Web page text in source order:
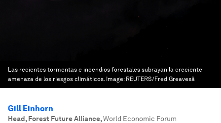
Las recientes tormentas e incendios forestales subrayan la creciente
amenaza de los riesgos climáticos. Image: REUTERS/Fred Greavesâ
Gill Einhorn
Head, Forest Future Alliance,World Economic Forum